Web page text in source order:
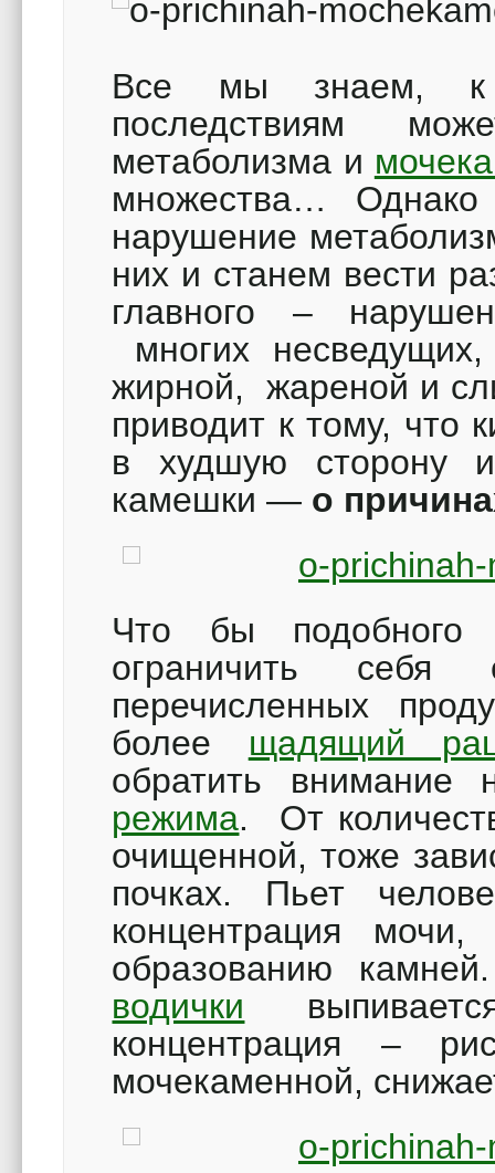
Все мы знаем, к
последствиям
метаболизма и
множества… Однако
нарушение
них и станем вести
главного –
многих
жирной, жареной и
приводит к тому, что
в худшую сторону
камешки — о
Что бы подобного
ограничить
перечисленных
более щадящий
обратить
режима. От
очищенной, тоже
почках. Пьет
концентрация
образованию
водички
концентрация –
мочекаменной,